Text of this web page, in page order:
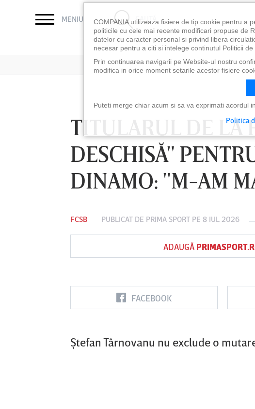
MENIU CAUTĂ
TITULARUL DE LA
DESCHISĂ"
DINAMO: "M-AM
FCSB PUBLICAT DE PRIMA SPORT PE 8 IUL 2026
ADAUGĂ
FACEBOOK
Ştefan Târnovanu nu exclude o
FC Botoşani
Vs
Corvinul
Hunedoara
Sepsi OSK Sf
Vs
COMPANIA utilizeaza fisiere de tip cookie pentru a
politicile cu cele mai recente modificari propuse de
datelor cu caracter personal si privind libera
necesar pentru a citi si intelege continutul Politicii de
Prin continuarea navigarii pe Website-ul nostru
modifica in orice moment setarile acestor fisiere
Puteti merge chiar acum si sa va exprimati acordul
Politica